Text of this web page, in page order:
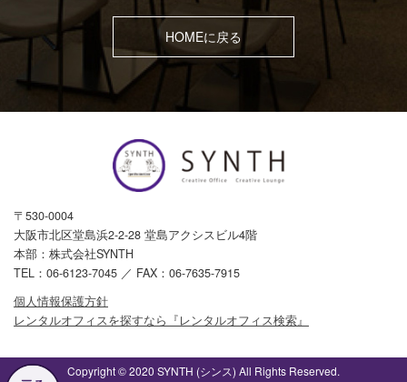
HOMEに戻る
〒530-0004
大阪市北区堂島浜2-2-28 堂島アクシスビル4階
本部：株式会社SYNTH
TEL： 06-6123-7045 ／ FAX：06-7635-7915
個人情報保護方針
レンタルオフィスを探すなら『レンタルオフィス検索』
Copyright © 2020 SYNTH (シンス) All Rights Reserved.